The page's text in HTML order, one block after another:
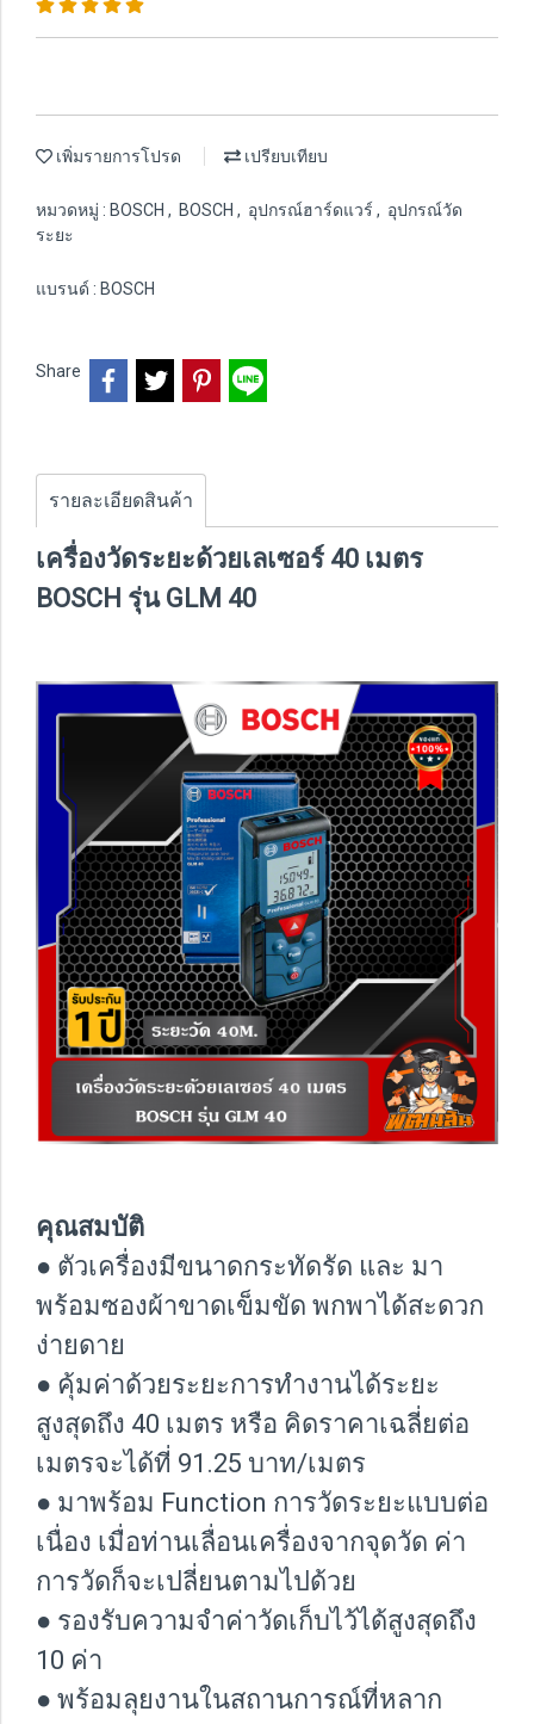
เพิ่มรายการโปรด เปรียบเทียบ
หมวดหมู่ : BOSCH , BOSCH , อุปกรณ์ฮาร์ดแวร์ , อุปกรณ์วัด
ระยะ
แบรนด์ : BOSCH
Share
รายละเอียดสินค้า
เครื่องวัดระยะด้วยเลเซอร์ 40 เมตร
BOSCH รุ่น GLM 40
คุณสมบัติ
● ตัวเครื่องมีขนาดกระทัดรัด และ มา
พร้อมซองผ้าขาดเข็มขัด พกพาได้สะดวก
ง่ายดาย
● คุ้มค่าด้วยระยะการทำงานได้ระยะ
สูงสุดถึง 40 เมตร หรือ คิดราคาเฉลี่ยต่อ
เมตรจะได้ที่ 91.25 บาท/เมตร
● มาพร้อม Function การวัดระยะแบบต่อ
เนื่อง เมื่อท่านเลื่อนเครื่องจากจุดวัด ค่า
การวัดก็จะเปลี่ยนตามไปด้วย
● รองรับความจำค่าวัดเก็บไว้ได้สูงสุดถึง
10 ค่า
● พร้อมลุยงานในสถานการณ์ที่หลาก